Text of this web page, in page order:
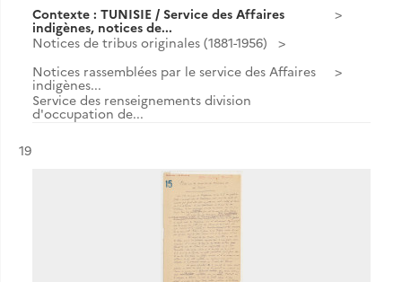
Contexte : TUNISIE / Service des Affaires
indigènes, notices de...
Notices de tribus originales (1881-1956)
Notices rassemblées par le service des Affaires
indigènes...
Service des renseignements division
d'occupation de...
Résultat n°
19